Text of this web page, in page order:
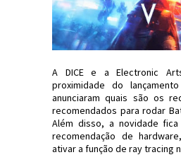
A DICE e a Electronic
proximidade do
anunciaram quais são os
recomendados para rodar
Além disso, a novidade
recomendação de
ativar a função de ray tracing